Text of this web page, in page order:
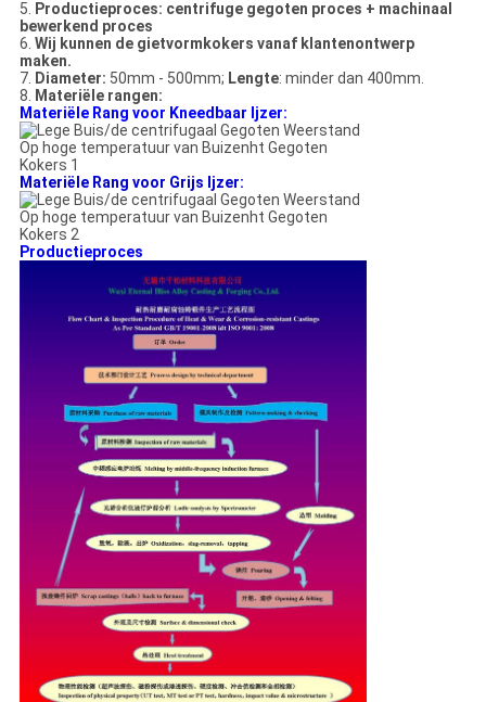
5. Productieproces: centrifuge gegoten proces + machinaal
bewerkend proces
6. Wij kunnen de gietvormkokers vanaf klantenontwerp
maken.
7. Diameter: 50mm - 500mm; Lengte: minder dan 400mm.
8. Materiële rangen:
Materiële Rang voor Kneedbaar Ijzer:
Materiële Rang voor Grijs Ijzer:
Productieproces